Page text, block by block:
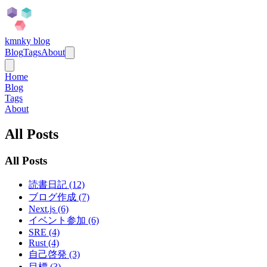
kmnky blog
BlogTagsAbout
Home
Blog
Tags
About
All Posts
All Posts
読書日記 (12)
ブログ作成 (7)
Next.js (6)
イベント参加 (6)
SRE (4)
Rust (4)
自己啓発 (3)